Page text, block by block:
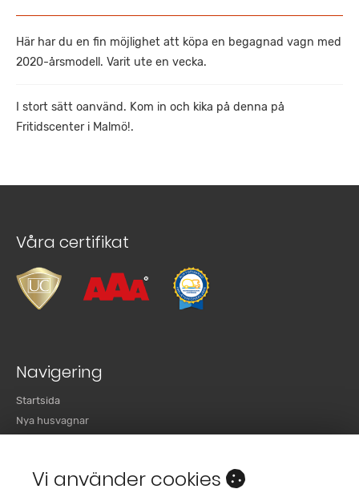
Här har du en fin möjlighet att köpa en begagnad vagn med
2020-årsmodell. Varit ute en vecka.
I stort sätt oanvänd. Kom in och kika på denna på
Fritidscenter i Malmö!.
Våra certifikat
Navigering
Startsida
Nya husvagnar
Begagnade husbilar
Vi använder cookies